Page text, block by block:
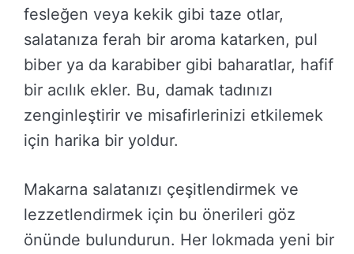
fesleğen veya kekik gibi taze otlar,
salatanıza ferah bir aroma katarken, pul
biber ya da karabiber gibi baharatlar, hafif
bir acılık ekler. Bu, damak tadınızı
zenginleştirir ve misafirlerinizi etkilemek
için harika bir yoldur.
Makarna salatanızı çeşitlendirmek ve
lezzetlendirmek için bu önerileri göz
önünde bulundurun. Her lokmada yeni bir